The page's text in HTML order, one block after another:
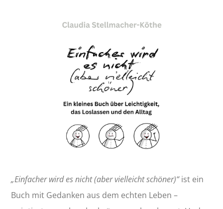
„Einfacher wird es nicht (aber vielleicht schöner)“ist ein
Buch mit Gedanken aus dem echten Leben –